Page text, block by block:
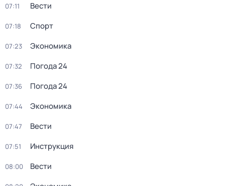
07:11 Вести
07:18 Спорт
07:23 Экономика
07:32 Погода 24
07:36 Погода 24
07:44 Экономика
07:47 Вести
07:51 Инструкция
08:00 Вести